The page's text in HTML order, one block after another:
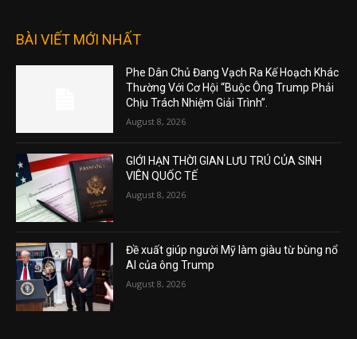
BÀI VIẾT MỚI NHẤT
Phe Dân Chủ Đang Vạch Ra Kế Hoạch Khác
Thường Với Cơ Hội “Buộc Ông Trump Phải
Chịu Trách Nhiệm Giải Trình”.
August 8, 2026
GIỚI HẠN THỜI GIAN LƯU TRÚ CỦA SINH
VIÊN QUỐC TẾ
August 8, 2026
Đề xuất giúp người Mỹ làm giàu từ bùng nổ
AI của ông Trump
August 8, 2026